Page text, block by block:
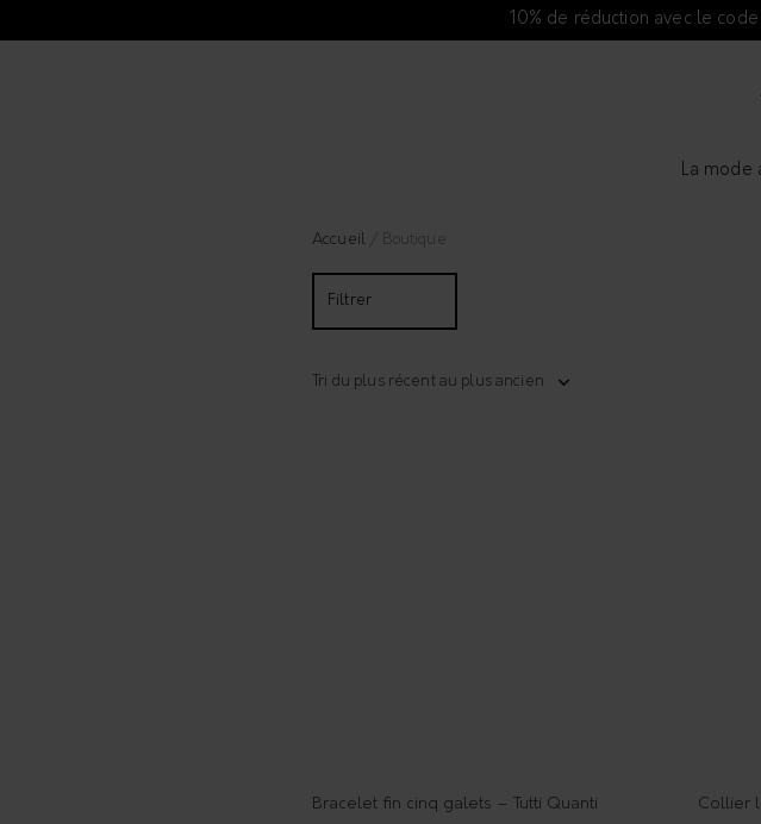
10% de réduction avec le
La mode
Accueil / Boutique
Filtrer
Tri du plus récent au plus ancien
Bracelet fin cinq galets – Tutti Quanti
Collier